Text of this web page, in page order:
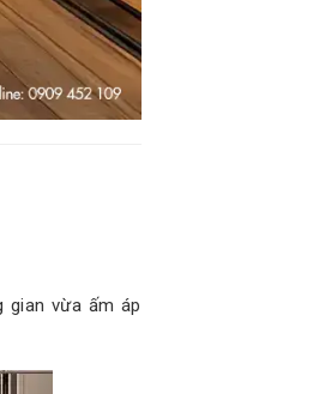
gian vừa ấm áp